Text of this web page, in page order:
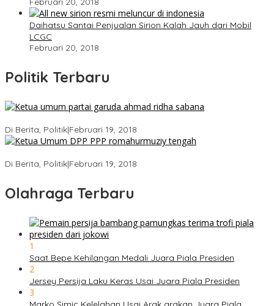
Daihatsu Santai Penjualan Sirion Kalah Jauh dari Mobil
LCGC
Februari 20, 2018
Politik Terbaru
Di Berita, Politik|Februari 19, 2018
Di Berita, Politik|Februari 19, 2018
Olahraga Terbaru
1
Saat Bepe Kehilangan Medali Juara Piala Presiden
2
Jersey Persija Laku Keras Usai Juara Piala Presiden
3